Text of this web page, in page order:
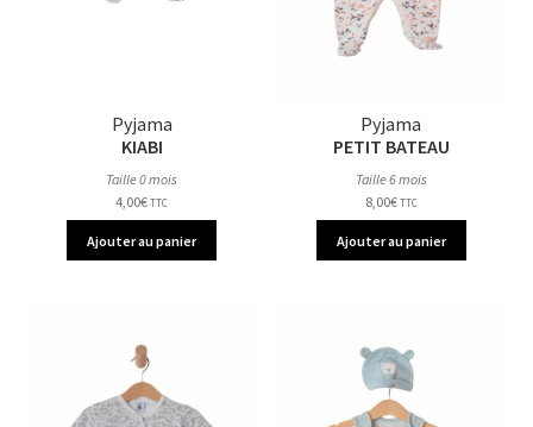
Pyjama
KIABI
Taille 0 mois
4,00€ TTC
Ajouter au panier
Pyjama
PETIT BATEAU
Taille 6 mois
8,00€ TTC
Ajouter au panier